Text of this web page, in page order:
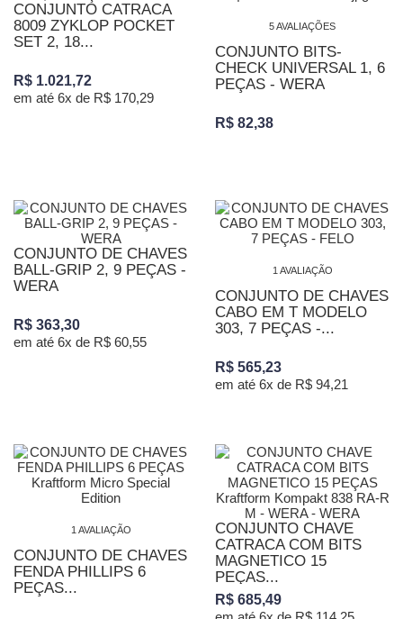
CONJUNTO CATRACA
8009 ZYKLOP POCKET
SET 2, 18...
R$ 1.021,72
em até 6x de R$ 170,29
5 AVALIAÇÕES
CONJUNTO BITS-
CHECK UNIVERSAL 1, 6
PEÇAS - WERA
R$ 82,38
CONJUNTO DE CHAVES
BALL-GRIP 2, 9 PEÇAS -
WERA
R$ 363,30
em até 6x de R$ 60,55
1 AVALIAÇÃO
CONJUNTO DE CHAVES
CABO EM T MODELO
303, 7 PEÇAS -...
R$ 565,23
em até 6x de R$ 94,21
1 AVALIAÇÃO
CONJUNTO DE CHAVES
FENDA PHILLIPS 6
PEÇAS...
CONJUNTO CHAVE
CATRACA COM BITS
MAGNETICO 15
PEÇAS...
R$ 685,49